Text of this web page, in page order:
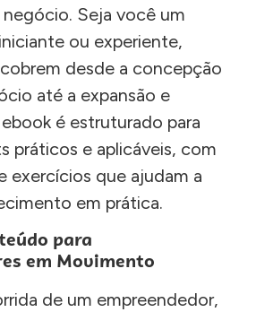
Seja você um
ou experiente,
desde a concepção
até a expansão e
é estruturado para
práticos e aplicáveis, com
exercícios que ajudam a
em prática.
para
em Movimento
de um empreendedor,